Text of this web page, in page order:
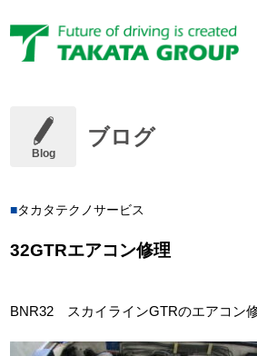
Blog
ブログ
タカタテクノサービス
32GTRエアコン修理
BNR32 スカイラインGTRのエアコン修